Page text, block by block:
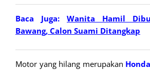
Baca Juga: Wanita Hamil
Bawang, Calon Suami Ditangkap
Motor yang hilang merupakan